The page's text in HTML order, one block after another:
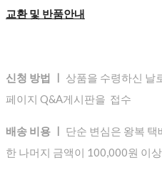
교환 및 반품안내
신청 방법 ㅣ 상품을 수령하신 날
페이지 Q&A게시판을 접수
배송 비용 ㅣ
단순 변심은 왕복
한 나머지 금액이 100,000원 이